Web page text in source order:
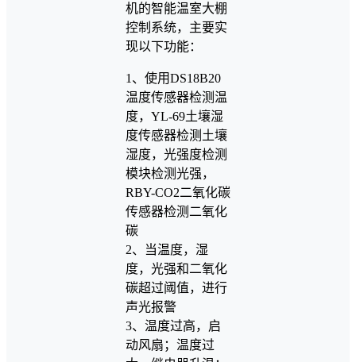
机的智能温室大棚
控制系统，主要实
现以下功能：
1、使用DS18B20
温度传感器检测温
度，YL-69土壤湿
度传感器检测土壤
湿度，光强度检测
模块检测光强，
RBY-CO2二氧化碳
传感器检测二氧化
碳
2、当温度，湿
度，光强和二氧化
碳超过阈值，进行
声光报警
3、温度过高，启
动风扇；温度过